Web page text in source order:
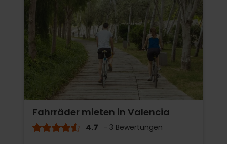
Fahrräder mieten in Valencia
4.7 - 3 Bewertungen